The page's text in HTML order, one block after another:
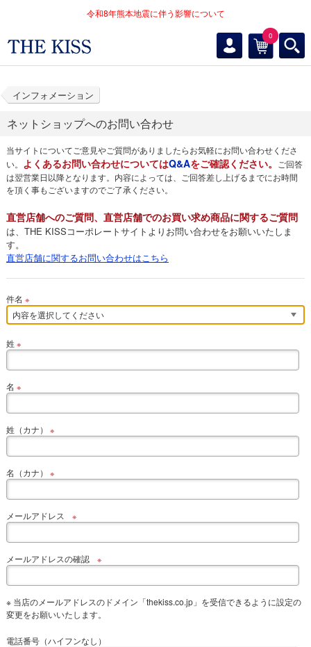
令和8年熊本地震に伴う影響について
0
インフォメーション
ネットショップへのお問い合わせ
当サイトについてご意見やご質問がありましたらお気軽にお問い合わせくださ
い。 よくあるお問い合わせについてはQ&Aをご確認ください。
ご回答
は翌営業日以降となります。内容によっては、ご回答差し上げるまでにお時間
を頂く事もございますのでご了承ください。
直営店舗へのご質問、直営店舗でのお買い求め商品に関するご質問
は、THE KISSコーポレートサイトよりお問い合わせをお願いいたしま
す。
直営店舗に関するお問い合わせはこちら
件名 ※
姓 ※
名 ※
姓（カナ） ※
名（カナ） ※
メールアドレス ※
メールアドレスの確認※
※ 当店のメールアドレスのドメイン「thekiss.co.jp」を受信できるように設定の
変更をお願いいたします。
電話番号（ハイフンなし）